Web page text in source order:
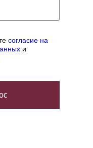
согласие на
и